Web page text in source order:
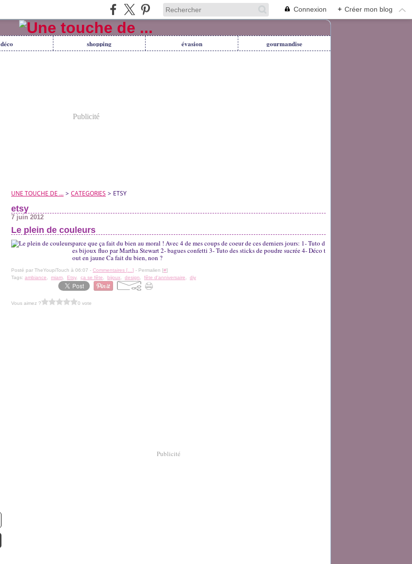
Connexion + Créer mon blog
déco shopping évasion gourmandise
Publicité
UNE TOUCHE DE ... > CATEGORIES > ETSY
etsy
7 juin 2012
Le plein de couleurs
parce que ça fait du bien au moral ! Avec 4 de mes coups de coeur de ces derniers jours: 1- Tuto d
es bijoux fluo par Martha Stewart 2- bagues confetti 3- Tuto des sticks de poudre sucrée 4- Déco t
out en jaune Ca fait du bien, non ?
Posté par TheYoupiTouch à 06:07 - Commentaires [ ] - Permalien [#]
Tags: ambiance miam Etsy, ça se fête bijoux design fête d'anniversaire diy
Vous aimez ? 0 vote
Publicité